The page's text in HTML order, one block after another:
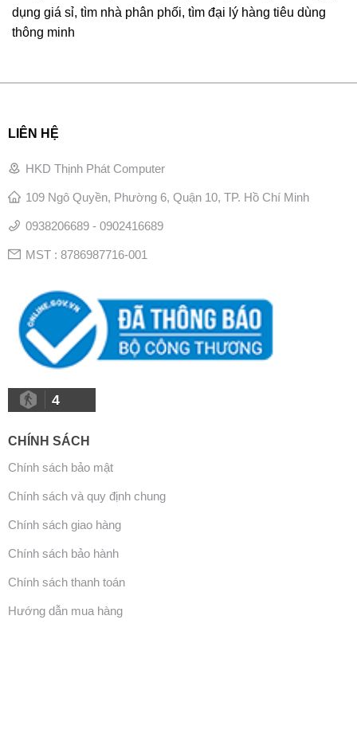
dụng giá sỉ, tìm nhà phân phối, tìm đại lý hàng tiêu dùng
thông minh
LIÊN HỆ
HKD Thịnh Phát Computer
109 Ngô Quyền, Phường 6, Quận 10, TP. Hồ Chí Minh
0938206689 - 0902416689
MST : 8786987716-001
4
CHÍNH SÁCH
Chính sách bảo mật
Chính sách và quy định chung
Chính sách giao hàng
Chính sách bảo hành
Chính sách thanh toán
Hướng dẫn mua hàng